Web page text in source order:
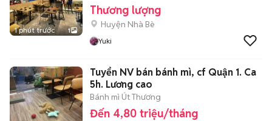
1 phút trước 1
Thương lượng
Huyện Nhà Bè
Yuki
Tuyển NV bán bánh mì, cf Quận 1. Ca
5h. Lương cao
Bánh mì Út Thương
Đến 4,80 triệu/tháng